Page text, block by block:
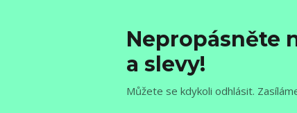
Nepropásněte
a slevy!
Můžete se kdykoli odhlásit.